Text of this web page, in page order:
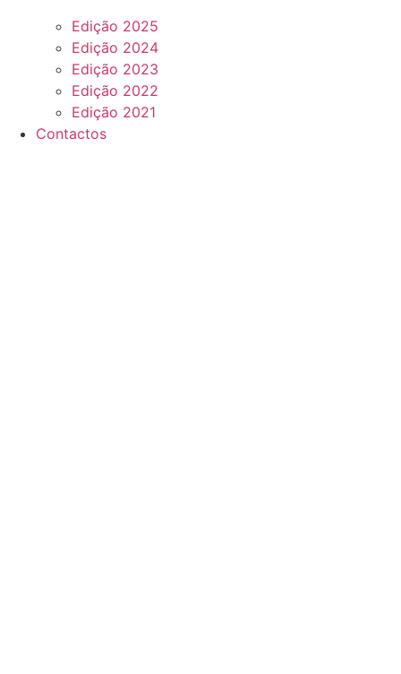
Edição 2025
Edição 2024
Edição 2023
Edição 2022
Edição 2021
Contactos